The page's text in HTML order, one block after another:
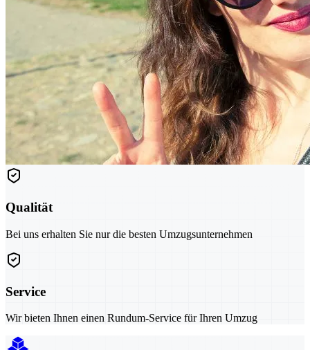
Qualität
Bei uns erhalten Sie nur die besten Umzugsunternehmen
Service
Wir bieten Ihnen einen Rundum-Service für Ihren Umzug